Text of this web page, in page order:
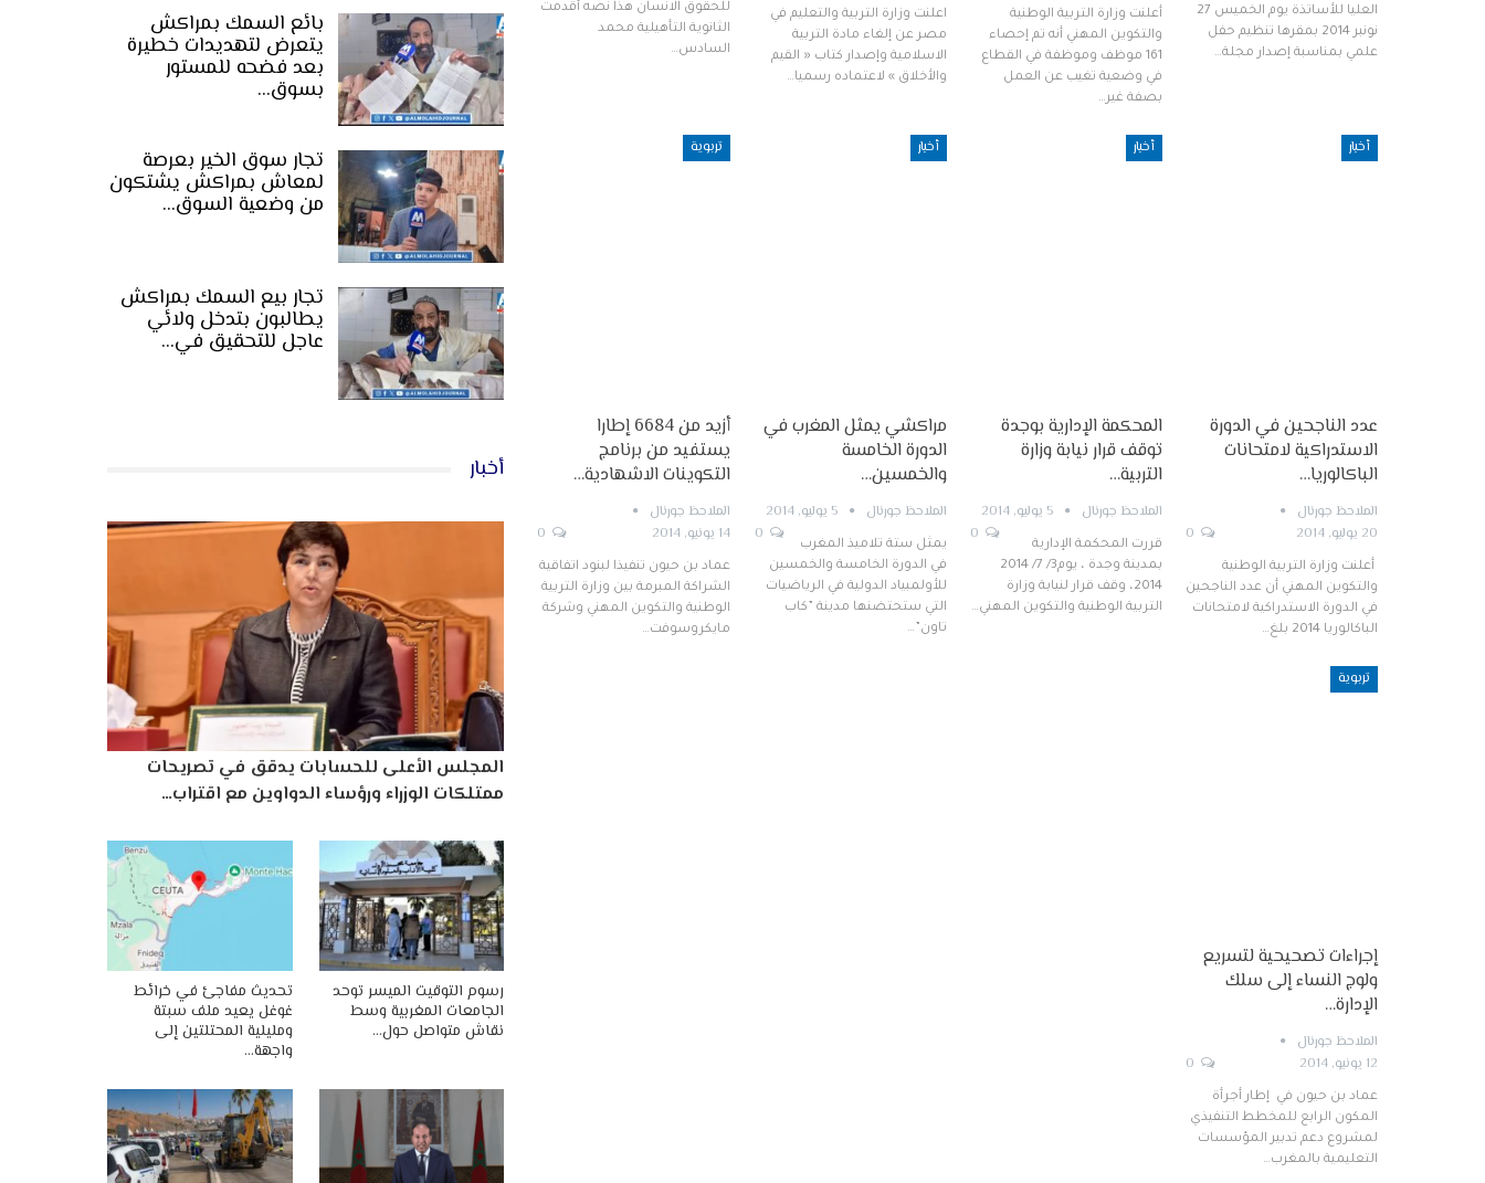
العليا للأساتذة يوم الخميس 27
نونبر 2014 بمقرها تنظيم حفل
علمي بمناسبة إصدار مجلة…
أعلنت وزارة التربية الوطنية
والتكوين المهني أنه تم إحصاء
161 موظف وموظفة في القطاع
في وضعية تغيب عن العمل
بصفة غير…
اعلنت وزارة التربية والتعليم في
مصر عن إلغاء مادة التربية
الاسلامية وإصدار كتاب « القيم
والأخلاق » لاعتماده رسميا…
للحقوق الانسان هذا نصه أقدمت
الثانوية التأهيلية محمد
السادس…
أخبار
عدد الناجحين في الدورة
الاستدراكية لامتحانات
الباكالوريا…
الملاحظ جورنال
20 يوليو, 2014
أعلنت وزارة التربية الوطنية
والتكوين المهني أن عدد الناجحين
في الدورة الاستدراكية لامتحانات
الباكالوريا 2014 بلغ…
أخبار
المحكمة الإدارية بوجدة
توقف قرار نيابة وزارة
التربية…
الملاحظ جورنال
5 يوليو, 2014
قررت المحكمة الإدارية
بمدينة وجدة ، يوم3/ 7/ 2014
2014، وقف قرار لنيابة وزارة
التربية الوطنية والتكوين المهني…
أخبار
مراكشي يمثل المغرب في
الدورة الخامسة
والخمسين…
الملاحظ جورنال
5 يوليو, 2014
يمثل ستة تلاميذ المغرب
في الدورة الخامسة والخمسين
للأولمبياد الدولية في الرياضيات
التي ستحتضنها مدينة ”كاب
تاون”…
تربوية
أزيد من 6684 إطارا
يستفيد من برنامج
التكوينات الاشهادية…
الملاحظ جورنال
14 يونيو, 2014
عماد بن حيون تنفيذا لبنود اتفاقية
الشراكة المبرمة بين وزارة التربية
الوطنية والتكوين المهني وشركة
مايكروسوفت…
تربوية
إجراءات تصحيحية لتسريع
ولوج النساء إلى سلك
الإدارة…
الملاحظ جورنال
12 يونيو, 2014
عماد بن حيون في إطار أجرأة
المكون الرابع للمخطط التنفيذي
لمشروع دعم تدبير المؤسسات
التعليمية بالمغرب…
بائع السمك بمراكش
يتعرض لتهديدات خطيرة
بعد فضحه للمستور
بسوق…
تجار سوق الخير بعرصة
لمعاش بمراكش يشتكون
من وضعية السوق…
تجار بيع السمك بمراكش
يطالبون بتدخل ولائي
عاجل للتحقيق في…
أخبار
المجلس الأعلى للحسابات يدقق في تصريحات
ممتلكات الوزراء ورؤساء الدواوين مع اقتراب…
رسوم التوقيت الميسر توحد
الجامعات المغربية وسط
نقاش متواصل حول…
تحديث مفاجئ في خرائط
غوغل يعيد ملف سبتة
ومليلية المحتلتين إلى
واجهة…